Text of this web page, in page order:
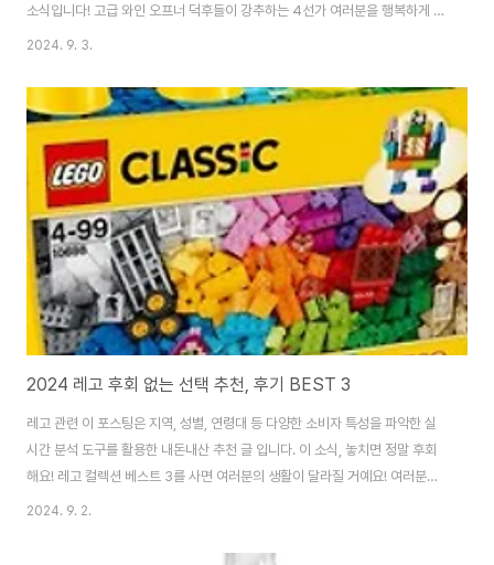
소식입니다! 고급 와인 오프너 덕후들이 강추하는 4선가 여러분을 행복하게 해
줄 거예요! 이 기회를 놓치지 마세요! 지금 바로 클릭하고 확인하세요! 🖱️ 인기
2024. 9. 3.
2024 레고 후회 없는 선택 추천, 후기 BEST 3
레고 관련 이 포스팅은 지역, 성별, 연령대 등 다양한 소비자 특성을 파악한 실
시간 분석 도구를 활용한 내돈내산 추천 글 입니다. 이 소식, 놓치면 정말 후회
해요! 레고 컬렉션 베스트 3를 사면 여러분의 생활이 달라질 거예요! 여러분의
쇼핑을 완벽하게 만들어 줄 제품들입니다. 이 기회를 놓치지 마세요! ⏳ 핫한 레
2024. 9. 2.